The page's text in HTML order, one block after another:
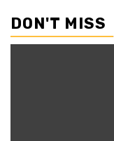
DON'T MISS